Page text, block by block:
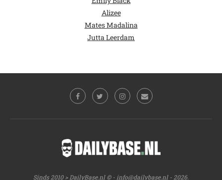
Alizee
Mates Madalina
Jutta Leerdam
Sinds 2010 > DailyBase.nl © - info@dailybase.nl- 2026.